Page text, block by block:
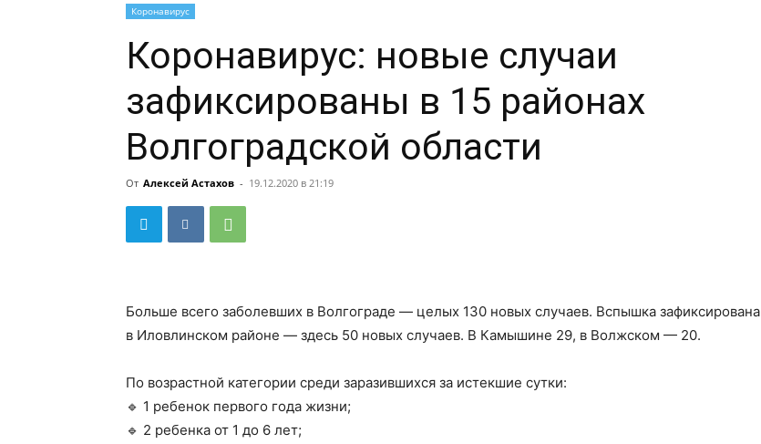
Коронавирус
Коронавирус: новые случаи
зафиксированы в 15 районах
Волгоградской области
От Алексей Астахов - 19.12.2020 в 21:19
Больше всего заболевших в Волгограде — целых 130 новых случаев. Вспышка зафиксирована
в Иловлинском районе — здесь 50 новых случаев. В Камышине 29, в Волжском — 20.
По возрастной категории среди заразившихся за истекшие сутки:
🔹 1 ребенок первого года жизни;
🔹 2 ребенка от 1 до 6 лет;